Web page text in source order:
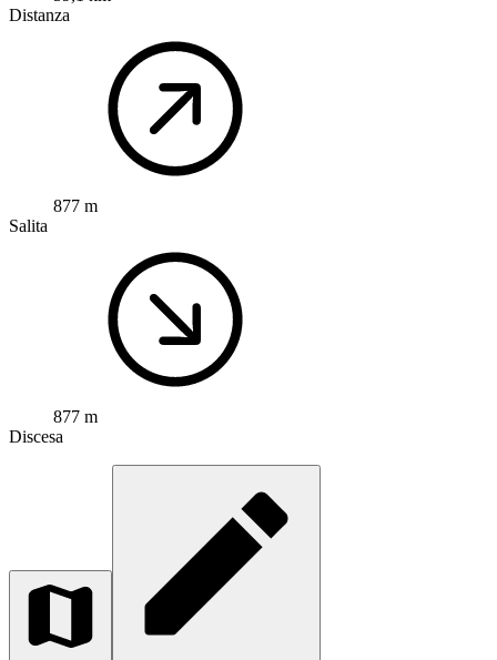
Distanza
877 m
Salita
877 m
Discesa